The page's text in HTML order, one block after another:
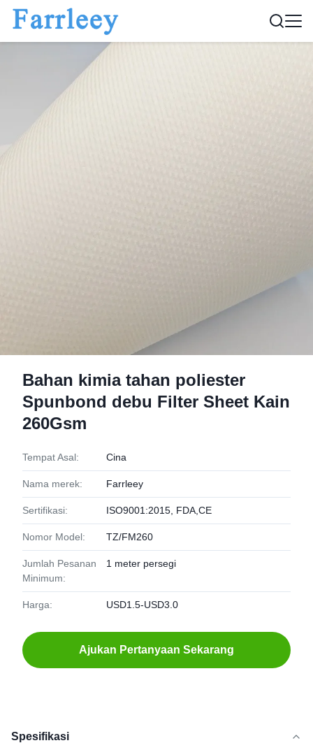
Bahan kimia tahan poliester
Spunbond debu Filter Sheet Kain
260Gsm
Tempat Asal: Cina
Nama merek: Farrleey
Sertifikasi: ISO9001:2015, FDA,CE
Nomor Model: TZ/FM260
Jumlah Pesanan
Minimum:
1 meter persegi
Harga: USD1.5-USD3.0
Ajukan Pertanyaan Sekarang
Spesifikasi